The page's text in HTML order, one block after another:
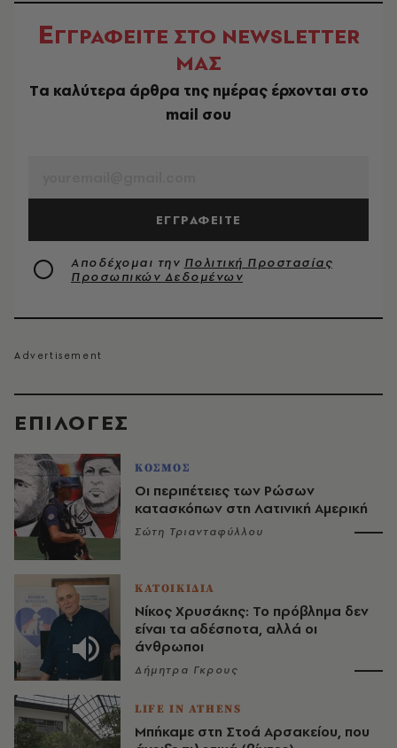
EΠΙΛΟΓΈΣ
ΚΟΣΜΟΣ
Οι περιπέτειες των Ρώσων
κατασκόπων στη Λατινική Αμερική
Σώτη Τριανταφύλλου
ΚΑΤΟΙΚΙΔΙΑ
Νίκος Χρυσάκης: Το πρόβλημα δεν
είναι τα αδέσποτα, αλλά οι
άνθρωποι
Δήμητρα Γκρους
LIFE IN ATHENS
Μπήκαμε στη Στοά Αρσακείου, που
ΕΓΓΡΑΦΕΙΤΕ ΣΤΟ NEWSLETTER
ΜΑΣ
Tα καλύτερα άρθρα της ημέρας έρχονται στο
mail σου
ΕΓΓΡΑΦΕΙΤΕ
Αποδέχομαι την Πολιτική Προστασίας
Προσωπικών Δεδομένων